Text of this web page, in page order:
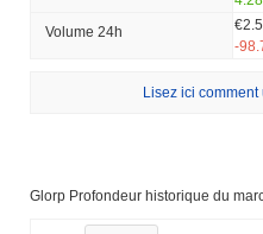
Volume 24h
-
Lisez ici
Glorp Profondeur historique du